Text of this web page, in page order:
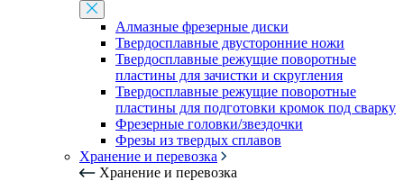
Алмазные фрезерные диски
Твердосплавные двусторонние ножи
Твердосплавные режущие поворотные
пластины для зачистки и скругления
Твердосплавные режущие поворотные
пластины для подготовки кромок под сварку
Фрезерные головки/звездочки
Фрезы из твердых сплавов
Хранение и перевозка
Хранение и перевозка